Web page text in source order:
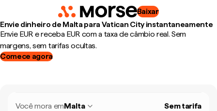
Baixar
Envie dinheiro de Malta para Vatican City instantaneamente
Envie EUR e receba EUR com a taxa de câmbio real. Sem
margens, sem tarifas ocultas.
Comece agora
Você mora emMalta Sem tarifa